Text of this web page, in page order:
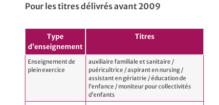
Pour les titres délivrés avant 2009
Type
d’enseignement
Titres
Enseignement de
plein exercice
auxiliaire familiale et sanitaire /
puéricultrice / aspirant en nursing /
assistant en gériatrie / éducation de
l’enfance / moniteur pour collectivités
d’enfants